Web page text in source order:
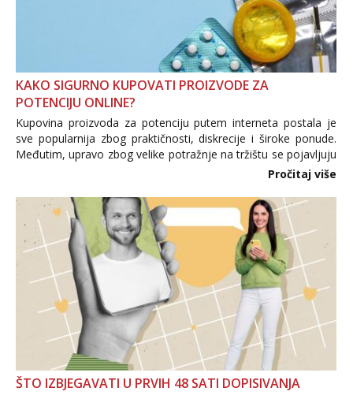
KAKO SIGURNO KUPOVATI PROIZVODE ZA
POTENCIJU ONLINE?
Kupovina proizvoda za potenciju putem interneta postala je
sve popularnija zbog praktičnosti, diskrecije i široke ponude.
Međutim, upravo zbog velike potražnje na tržištu se pojavljuju
i brojni krivotvoreni proizvodi, nepouzdane internetske
Pročitaj više
ŠTO IZBJEGAVATI U PRVIH 48 SATI DOPISIVANJA